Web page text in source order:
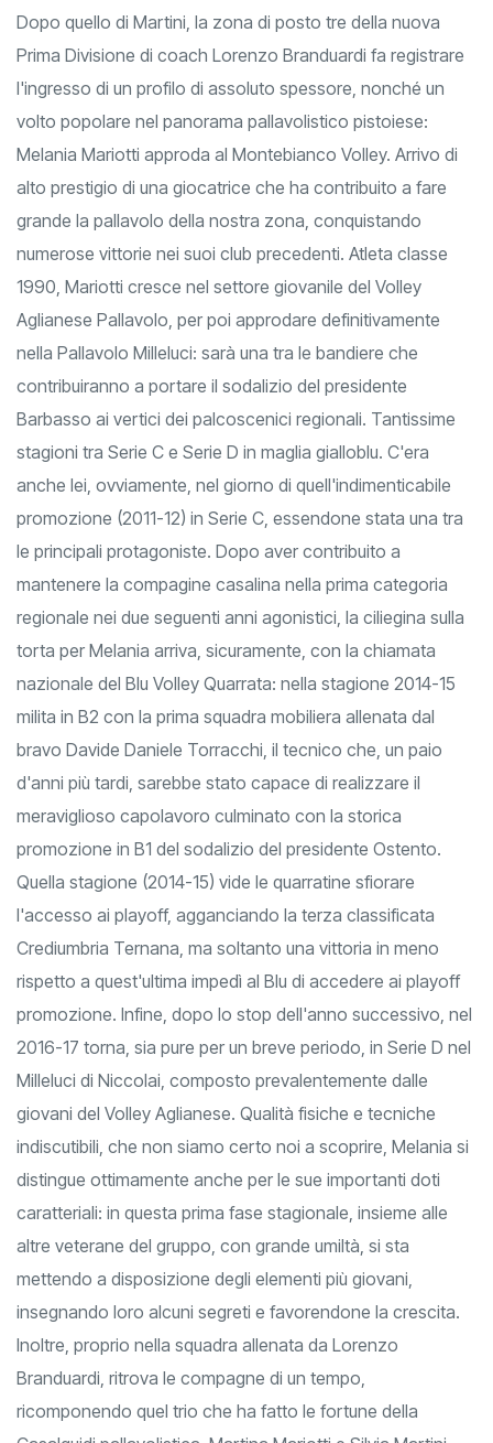
Dopo quello di Martini, la zona di posto tre della nuova
Prima Divisione di coach Lorenzo Branduardi fa registrare
l'ingresso di un profilo di assoluto spessore, nonché un
volto popolare nel panorama pallavolistico pistoiese:
Melania Mariotti approda al Montebianco Volley. Arrivo di
alto prestigio di una giocatrice che ha contribuito a fare
grande la pallavolo della nostra zona, conquistando
numerose vittorie nei suoi club precedenti. Atleta classe
1990, Mariotti cresce nel settore giovanile del Volley
Aglianese Pallavolo, per poi approdare definitivamente
nella Pallavolo Milleluci: sarà una tra le bandiere che
contribuiranno a portare il sodalizio del presidente
Barbasso ai vertici dei palcoscenici regionali. Tantissime
stagioni tra Serie C e Serie D in maglia gialloblu. C'era
anche lei, ovviamente, nel giorno di quell'indimenticabile
promozione (2011-12) in Serie C, essendone stata una tra
le principali protagoniste. Dopo aver contribuito a
mantenere la compagine casalina nella prima categoria
regionale nei due seguenti anni agonistici, la ciliegina sulla
torta per Melania arriva, sicuramente, con la chiamata
nazionale del Blu Volley Quarrata: nella stagione 2014-15
milita in B2 con la prima squadra mobiliera allenata dal
bravo Davide Daniele Torracchi, il tecnico che, un paio
d'anni più tardi, sarebbe stato capace di realizzare il
meraviglioso capolavoro culminato con la storica
promozione in B1 del sodalizio del presidente Ostento.
Quella stagione (2014-15) vide le quarratine sfiorare
l'accesso ai playoff, agganciando la terza classificata
Crediumbria Ternana, ma soltanto una vittoria in meno
rispetto a quest'ultima impedì al Blu di accedere ai playoff
promozione. Infine, dopo lo stop dell'anno successivo, nel
2016-17 torna, sia pure per un breve periodo, in Serie D nel
Milleluci di Niccolai, composto prevalentemente dalle
giovani del Volley Aglianese. Qualità fisiche e tecniche
indiscutibili, che non siamo certo noi a scoprire, Melania si
distingue ottimamente anche per le sue importanti doti
caratteriali: in questa prima fase stagionale, insieme alle
altre veterane del gruppo, con grande umiltà, si sta
mettendo a disposizione degli elementi più giovani,
insegnando loro alcuni segreti e favorendone la crescita.
Inoltre, proprio nella squadra allenata da Lorenzo
Branduardi, ritrova le compagne di un tempo,
ricomponendo quel trio che ha fatto le fortune della